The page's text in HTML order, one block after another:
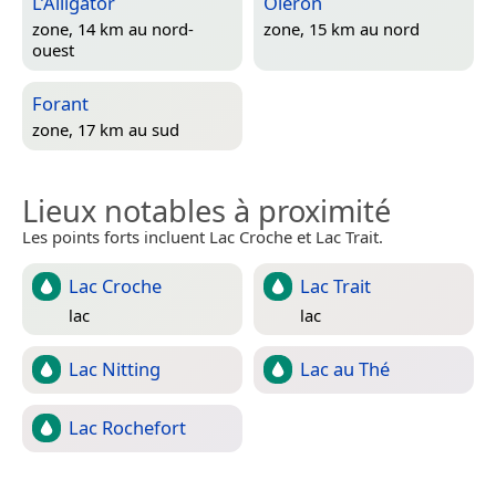
zone, 14 km au nord-
ouest
zone, 15 km au nord
Forant
zone, 17 km au sud
Lieux notables à proximité
Les points forts incluent Lac Croche et Lac Trait.
Lac Croche
lac
Lac Trait
lac
Lac Nitting Lac au Thé
Lac Rochefort